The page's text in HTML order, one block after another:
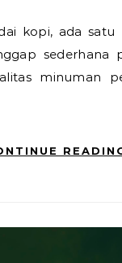
sederhana
minuman